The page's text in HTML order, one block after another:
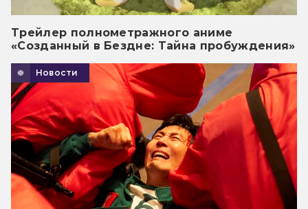
Трейлер полнометражного аниме
«Созданный в Бездне: Тайна пробуждения»
Новости